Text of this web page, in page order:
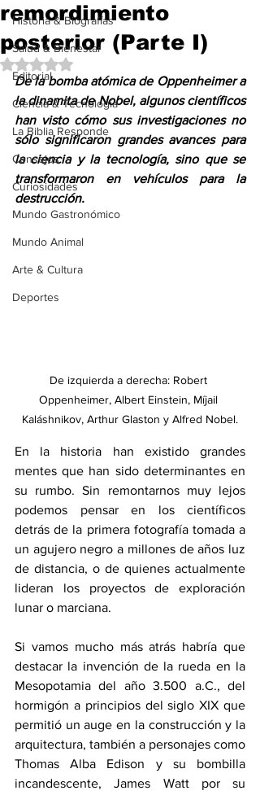
Historia & Biografías
Salud & Bienestar
Editorial
Ciencia & Tecnología
La Biblia Responde
Consejos
Curiosidades
Mundo Gastronómico
Mundo Animal
Arte & Cultura
Deportes
remordimiento
posterior (Parte I)
Obtuvo NaN de 5 estrellas.
De la bomba atómica de Oppenheimer a
la dinamita de Nobel, algunos científicos
han visto cómo sus investigaciones no
sólo significaron grandes avances para
la ciencia y la tecnología, sino que se
transformaron en vehículos para la
destrucción.
De izquierda a derecha: Robert
Oppenheimer, Albert Einstein, Míjail
Kaláshnikov, Arthur Glaston y Alfred Nobel.
En la historia han existido grandes
mentes que han sido determinantes en
su rumbo. Sin remontarnos muy lejos
podemos pensar en los científicos
detrás de la primera fotografía tomada a
un agujero negro a millones de años luz
de distancia, o de quienes actualmente
lideran los proyectos de exploración
lunar o marciana.
Si vamos mucho más atrás habría que
destacar la invención de la rueda en la
Mesopotamia del año 3.500 a.C., del
hormigón a principios del siglo XIX que
permitió un auge en la construcción y la
arquitectura, también a personajes como
Thomas Alba Edison y su bombilla
incandescente, James Watt por su